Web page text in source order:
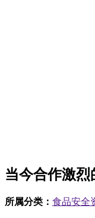
当今合作激烈
所属分类： 食品安全